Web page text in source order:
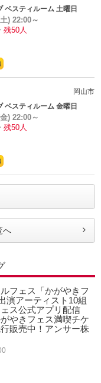
ベスティルーム 土曜日
) 22:00～
残50人
岡山市
ベスティルーム 金曜日
) 22:00～
残50人
へ
フェス「かがやきフ
演アーティスト10組
ス公式アプリ配信
やきフェス満喫チケ
販売中！アンサー株